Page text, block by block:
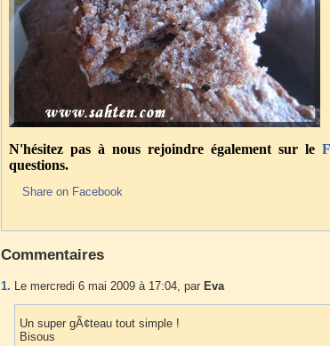
N'hésitez pas à nous rejoindre également sur le
questions.
Share on Facebook
Commentaires
1. Le mercredi 6 mai 2009 à 17:04, par Eva
Un super gÃ¢teau tout simple !
Bisous